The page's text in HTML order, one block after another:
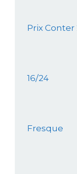
Prix Conter
16/24
Fresque